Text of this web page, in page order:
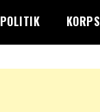
POLITIK KORPS